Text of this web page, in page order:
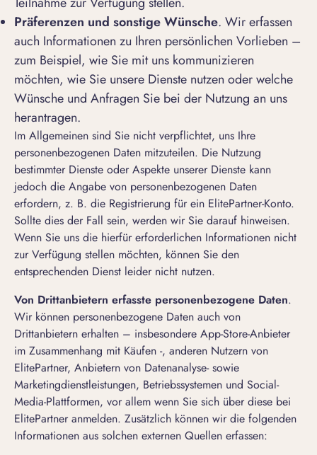
Präferenzen und sonstige Wünsche. Wir erfassen
auch Informationen zu Ihren persönlichen Vorlieben –
zum Beispiel, wie Sie mit uns kommunizieren
möchten, wie Sie unsere Dienste nutzen oder welche
Wünsche und Anfragen Sie bei der Nutzung an uns
herantragen.
Im Allgemeinen sind Sie nicht verpflichtet, uns Ihre
personenbezogenen Daten mitzuteilen. Die Nutzung
bestimmter Dienste oder Aspekte unserer Dienste kann
jedoch die Angabe von personenbezogenen Daten
erfordern, z. B. die Registrierung für ein ElitePartner-Konto.
Sollte dies der Fall sein, werden wir Sie darauf hinweisen.
Wenn Sie uns die hierfür erforderlichen Informationen nicht
zur Verfügung stellen möchten, können Sie den
entsprechenden Dienst leider nicht nutzen.
Von Drittanbietern erfasste personenbezogene Daten.
Wir können personenbezogene Daten auch von
Drittanbietern erhalten – insbesondere App-Store-Anbieter
im Zusammenhang mit Käufen -, anderen Nutzern von
ElitePartner, Anbietern von Datenanalyse- sowie
Marketingdienstleistungen, Betriebssystemen und Social-
Media-Plattformen, vor allem wenn Sie sich über diese bei
ElitePartner anmelden. Zusätzlich können wir die folgenden
Informationen aus solchen externen Quellen erfassen: